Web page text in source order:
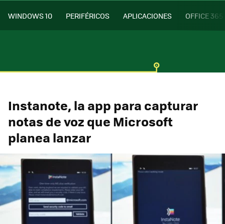
WINDOWS 10 PERIFÉRICOS APLICACIONES OFFICE 365
Instanote, la app para capturar
notas de voz que Microsoft
planea lanzar